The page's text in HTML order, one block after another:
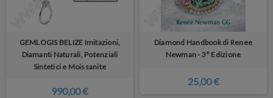
GEMLOGIS BELIZE Imitazioni,
Diamanti Naturali, Potenziali
Sintetici e Moissanite
990,00 €
Diamond Handbook di Renee
Newman - 3° Edizione
25,00 €